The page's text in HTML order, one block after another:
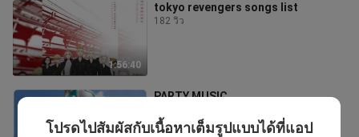
1:56:40
tokyo revengers songs list
182 วิว
PARTY MUSIC
โปรดไปสัมผัสกับเนื้อหาเต็มรูปแบบได้ที่แอป
Bahasa Melayu